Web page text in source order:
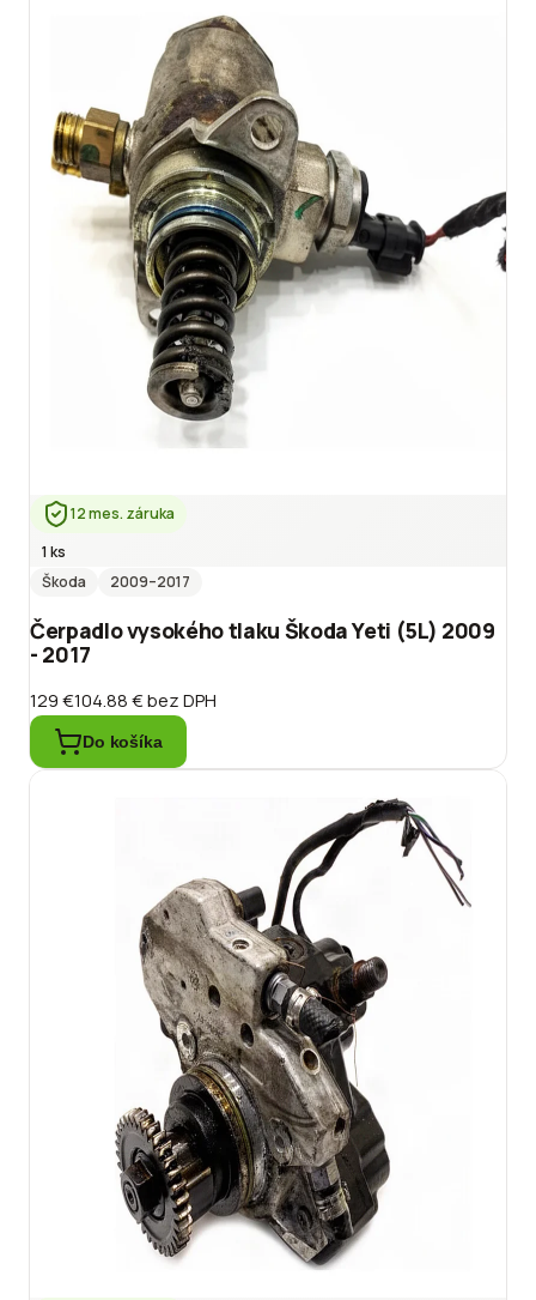
12 mes. záruka
1 ks
Škoda
2009–2017
Čerpadlo vysokého tlaku Škoda Yeti (5L) 2009
- 2017
129 €104.88 €bez DPH
Do košíka